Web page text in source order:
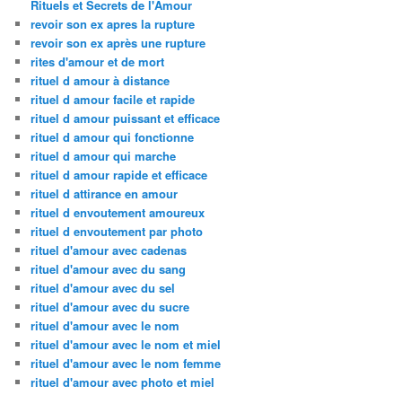
Rituels et Secrets de l'Amour
revoir son ex apres la rupture
revoir son ex après une rupture
rites d'amour et de mort
rituel d amour à distance
rituel d amour facile et rapide
rituel d amour puissant et efficace
rituel d amour qui fonctionne
rituel d amour qui marche
rituel d amour rapide et efficace
rituel d attirance en amour
rituel d envoutement amoureux
rituel d envoutement par photo
rituel d'amour avec cadenas
rituel d'amour avec du sang
rituel d'amour avec du sel
rituel d'amour avec du sucre
rituel d'amour avec le nom
rituel d'amour avec le nom et miel
rituel d'amour avec le nom femme
rituel d'amour avec photo et miel